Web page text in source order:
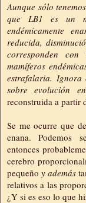
Aunque sólo
que LB1 es un
endémicamente
reducida,
corresponden
mamíferos
estrafalaria. Ignora
sobre evolución
reconstruida a partir
Se me ocurre que
enana. Podemos
entonces
cerebro
pequeño y además
relativos a las
¿Y si es eso lo que